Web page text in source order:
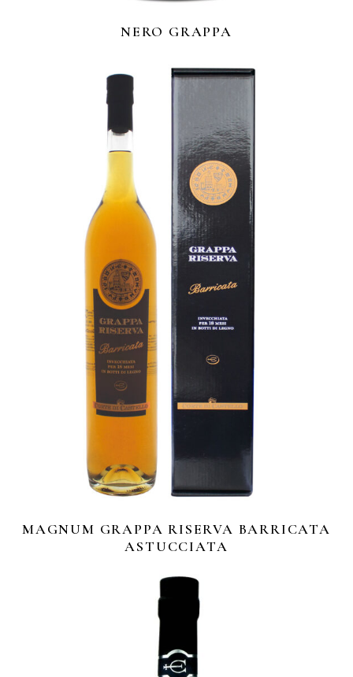
NERO GRAPPA
MAGNUM GRAPPA RISERVA BARRICATA
ASTUCCIATA